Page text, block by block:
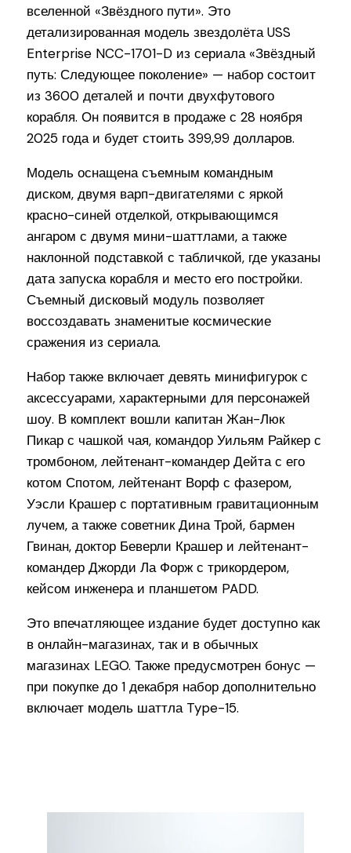
вселенной «Звёздного пути». Это
детализированная модель звездолёта USS
Enterprise NCC-1701-D из сериала «Звёздный
путь: Следующее поколение» — набор состоит
из 3600 деталей и почти двухфутового
корабля. Он появится в продаже с 28 ноября
2025 года и будет стоить 399,99 долларов.
Модель оснащена съемным командным
диском, двумя варп-двигателями с яркой
красно-синей отделкой, открывающимся
ангаром с двумя мини-шаттлами, а также
наклонной подставкой с табличкой, где указаны
дата запуска корабля и место его постройки.
Съемный дисковый модуль позволяет
воссоздавать знаменитые космические
сражения из сериала.
Набор также включает девять минифигурок с
аксессуарами, характерными для персонажей
шоу. В комплект вошли капитан Жан-Люк
Пикар с чашкой чая, командор Уильям Райкер с
тромбоном, лейтенант-командер Дейта с его
котом Спотом, лейтенант Ворф с фазером,
Уэсли Крашер с портативным гравитационным
лучем, а также советник Дина Трой, бармен
Гвинан, доктор Беверли Крашер и лейтенант-
командер Джорди Ла Форж с трикордером,
кейсом инженера и планшетом PADD.
Это впечатляющее издание будет доступно как
в онлайн-магазинах, так и в обычных
магазинах LEGO. Также предусмотрен бонус —
при покупке до 1 декабря набор дополнительно
включает модель шаттла Type-15.